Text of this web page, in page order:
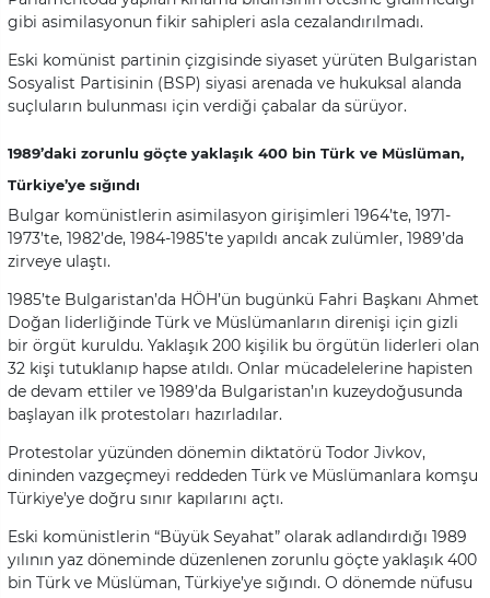
gibi asimilasyonun fikir sahipleri asla cezalandırılmadı.
Eski komünist partinin çizgisinde siyaset yürüten Bulgaristan
Sosyalist Partisinin (BSP) siyasi arenada ve hukuksal alanda
suçluların bulunması için verdiği çabalar da sürüyor.
1989’daki zorunlu göçte yaklaşık 400 bin Türk ve Müslüman,
Türkiye’ye sığındı
Bulgar komünistlerin asimilasyon girişimleri 1964’te, 1971-
1973’te, 1982’de, 1984-1985’te yapıldı ancak zulümler, 1989’da
zirveye ulaştı.
1985’te Bulgaristan’da HÖH’ün bugünkü Fahri Başkanı Ahmet
Doğan liderliğinde Türk ve Müslümanların direnişi için gizli
bir örgüt kuruldu. Yaklaşık 200 kişilik bu örgütün liderleri olan
32 kişi tutuklanıp hapse atıldı. Onlar mücadelelerine hapisten
de devam ettiler ve 1989’da Bulgaristan’ın kuzeydoğusunda
başlayan ilk protestoları hazırladılar.
Protestolar yüzünden dönemin diktatörü Todor Jivkov,
dininden vazgeçmeyi reddeden Türk ve Müslümanlara komşu
Türkiye’ye doğru sınır kapılarını açtı.
Eski komünistlerin “Büyük Seyahat” olarak adlandırdığı 1989
yılının yaz döneminde düzenlenen zorunlu göçte yaklaşık 400
bin Türk ve Müslüman, Türkiye’ye sığındı. O dönemde nüfusu